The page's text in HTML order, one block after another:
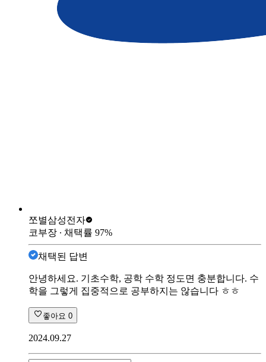
쪼별삼성전자
코부장 ∙ 채택률 97%
채택된 답변
안녕하세요. 기초수학, 공학 수학 정도면 충분합니다. 수
학을 그렇게 집중적으로 공부하지는 않습니다 ㅎㅎ
좋아요 0
2024.09.27